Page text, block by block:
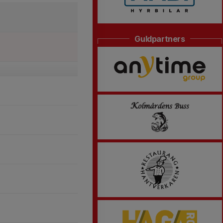
Guldpartners